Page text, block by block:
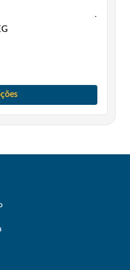
soluções por meio da
o sucesso em